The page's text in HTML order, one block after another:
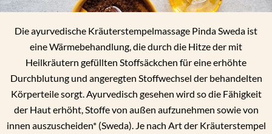
Die ayurvedische Kräuterstempelmassage Pinda Sweda ist
eine Wärmebehandlung, die durch die Hitze der mit
Heilkräutern gefüllten Stoffsäckchen für eine erhöhte
Durchblutung und angeregten Stoffwechsel der behandelten
Körperteile sorgt. Ayurvedisch gesehen wird so die Fähigkeit
der Haut erhöht, Stoffe von außen aufzunehmen sowie von
innen auszuscheiden* (Sweda). Je nach Art der Kräuterstempel